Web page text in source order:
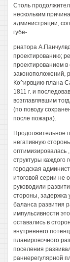
Столь
нескольким
администрации,
губе-
рнатора
проектированию;
проектированием в
законоположений,
Ко^ирвцию плана
1811 г. и
возглавлявшим
(по поводу
после пожара).
Продолжительное
негативную
оптимизировалась
структуры каждого
городская
итоговой серии не
руководили
стороны, задержка
баланса развития
импульсивности
оставались в
внутреннего
планировочного
поселения
раннерегулярной